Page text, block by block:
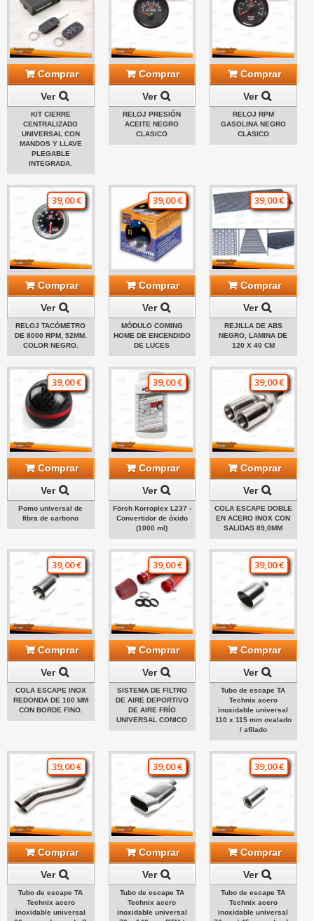
Comprar
Ver
KIT CIERRE
CENTRALIZADO
UNIVERSAL CON
MANDOS Y LLAVE
PLEGABLE
INTEGRADA.
Comprar
Ver
RELOJ PRESIÓN
ACEITE NEGRO
CLASICO
Comprar
Ver
RELOJ RPM
GASOLINA NEGRO
CLASICO
39,00 €
Comprar
Ver
RELOJ TACÓMETRO
DE 8000 RPM, 52MM.
COLOR NEGRO.
39,00 €
Comprar
Ver
MÓDULO COMING
HOME DE ENCENDIDO
DE LUCES
39,00 €
Comprar
Ver
REJILLA DE ABS
NEGRO, LAMINA DE
120 X 40 CM
39,00 €
Comprar
Ver
Pomo universal de
fibra de carbono
39,00 €
Comprar
Ver
Förch Korroplex L237 -
Convertidor de óxido
(1000 ml)
39,00 €
Comprar
Ver
COLA ESCAPE DOBLE
EN ACERO INOX CON
SALIDAS 89,0MM
39,00 €
Comprar
Ver
COLA ESCAPE INOX
REDONDA DE 100 MM
CON BORDE FINO.
39,00 €
Comprar
Ver
SISTEMA DE FILTRO
DE AIRE DEPORTIVO
DE AIRE FRÍO
UNIVERSAL CONICO
39,00 €
Comprar
Ver
Tubo de escape TA
Technix acero
inoxidable universal
110 x 115 mm ovalado
/ afilado
39,00 €
Comprar
Ver
Tubo de escape TA
Technix acero
inoxidable universal
39,00 €
Comprar
Ver
Tubo de escape TA
Technix acero
inoxidable universal
39,00 €
Comprar
Ver
Tubo de escape TA
Technix acero
inoxidable universal